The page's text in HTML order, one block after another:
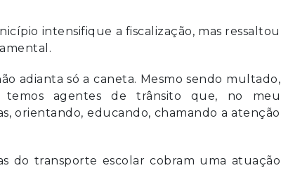
intensifique a fiscalização, mas ressaltou
adianta só a caneta. Mesmo sendo multado,
temos agentes de trânsito que, no meu
orientando, educando, chamando a atenção
do transporte escolar cobram uma atuação